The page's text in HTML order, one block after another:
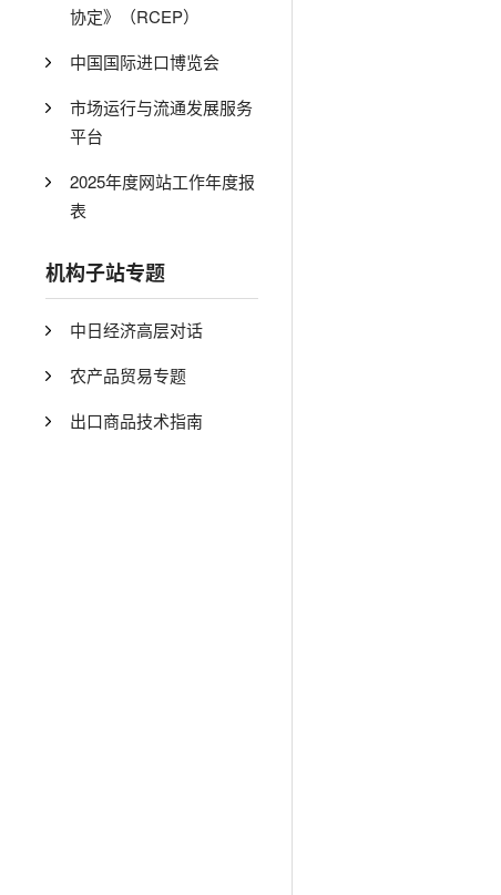
协定》（RCEP）
中国国际进口博览会
市场运行与流通发展服务
平台
2025年度网站工作年度报
表
机构子站专题
中日经济高层对话
农产品贸易专题
出口商品技术指南